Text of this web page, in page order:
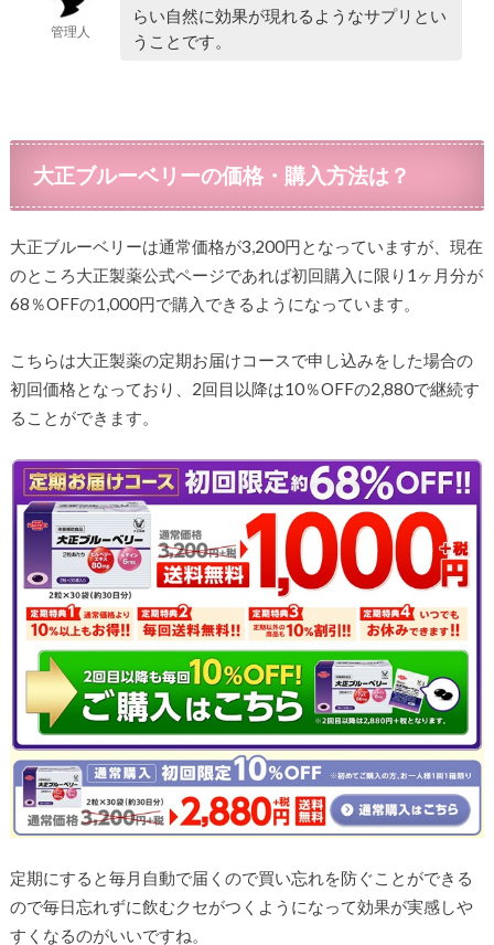
管理人
らい自然に効果が現れるようなサプリとい
うことです。
大正ブルーベリーの価格・購入方法は？
大正ブルーベリーは通常価格が3,200円となっていますが、現在
のところ大正製薬公式ページであれば初回購入に限り1ヶ月分が
68％OFFの1,000円で購入できるようになっています。
こちらは大正製薬の定期お届けコースで申し込みをした場合の
初回価格となっており、2回目以降は10％OFFの2,880で継続す
ることができます。
定期にすると毎月自動で届くので買い忘れを防ぐことができる
ので毎日忘れずに飲むクセがつくようになって効果が実感しや
すくなるのがいいですね。